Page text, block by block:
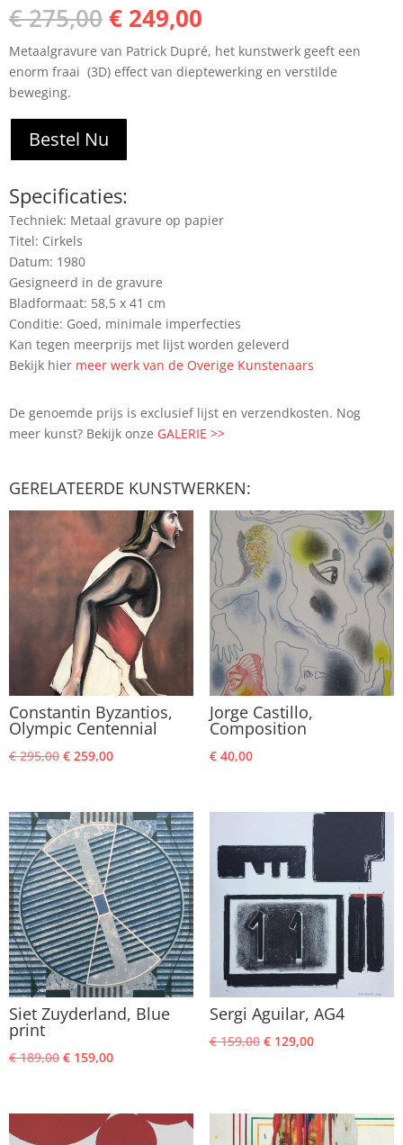
€275,00Oorspronkelijke
prijs
was:
€ 275,00.
€ 249,00
prijs
is:
€ 249,00.
Metaalgravure van Patrick Dupré, het kunstwerk geeft een
enorm fraai (3D) effect van dieptewerking en verstilde
beweging.
Bestel Nu
Specificaties:
Techniek: Metaal gravure op papier
Titel: Cirkels
Datum: 1980
Gesigneerd in de gravure
Bladformaat: 58,5 x 41 cm
Conditie: Goed, minimale imperfecties
Kan tegen meerprijs met lijst worden geleverd
Bekijk hier meer werk van de Overige Kunstenaars
De genoemde prijs is exclusief lijst en verzendkosten. Nog
meer kunst? Bekijk onze GALERIE >>
GERELATEERDE KUNSTWERKEN:
Constantin Byzantios,
Olympic Centennial
€295,00 Oorspronkelijke
€ 295,00.
€ 259,00Huidige
€ 259,00.
Jorge Castillo,
Composition
€40,00
Siet Zuyderland, Blue
print
€189,00 Oorspronkelijke
€ 189,00.
€ 159,00Huidige
€ 159,00.
Sergi Aguilar, AG4
€159,00 Oorspronkelijke
€ 159,00.
€129,00Huidige
€ 129,00.